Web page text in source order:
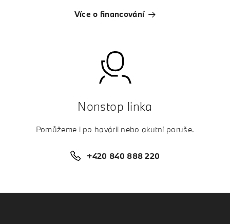
Více o financování
Nonstop linka
Pomůžeme i po havárii nebo akutní poruše.
+420 840 888 220